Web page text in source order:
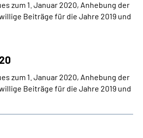
zum 1. Januar 2020, Anhebung der
Beiträge für die Jahre 2019 und
zum 1. Januar 2020, Anhebung der
Beiträge für die Jahre 2019 und